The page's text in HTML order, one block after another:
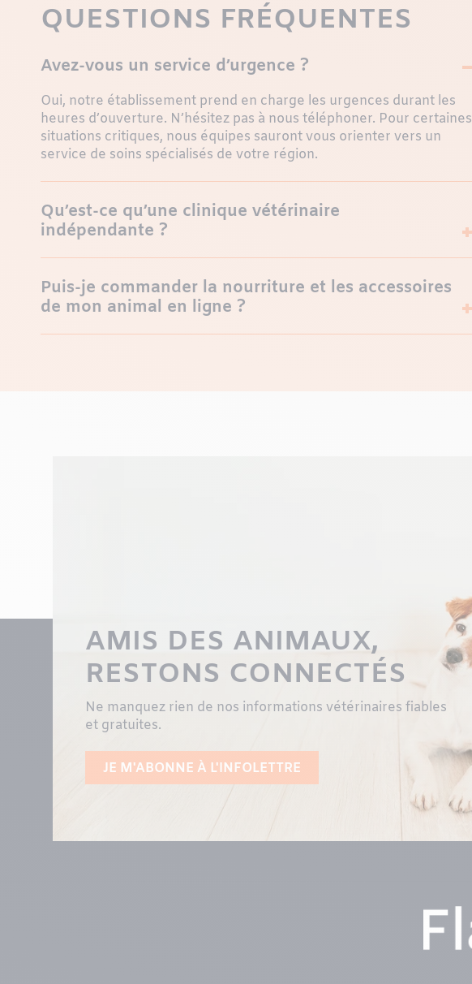
QUESTIONS FRÉQUENTES
Avez-vous un service d’urgence ?
Oui, notre établissement prend en charge les urgences durant les
heures d’ouverture. N’hésitez pas à nous téléphoner. Pour certaines
situations critiques, nous équipes sauront vous orienter vers un
service de soins spécialisés de votre région.
Qu’est-ce qu’une clinique vétérinaire
indépendante ?
Puis-je commander la nourriture et les accessoires
de mon animal en ligne ?
AMIS DES ANIMAUX,
RESTONS CONNECTÉS
Ne manquez rien de nos informations vétérinaires fiables
et gratuites.
JE M'ABONNE À L'INFOLETTRE